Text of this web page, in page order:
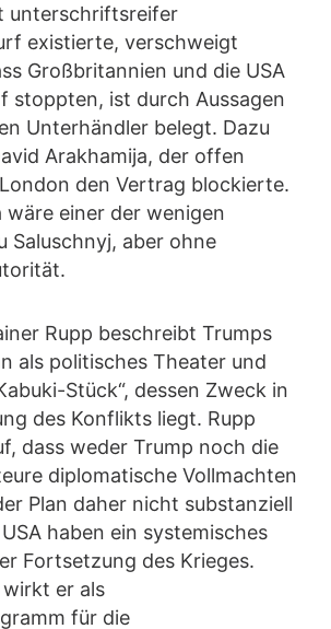
unterschriftsreifer
existierte, verschweigt
Großbritannien und die USA
stoppten, ist durch Aussagen
Unterhändler belegt. Dazu
Arakhamija, der offen
den Vertrag blockierte.
wäre einer der wenigen
Saluschnyj, aber ohne
Rupp beschreibt Trumps
als politisches Theater und
Stück“, dessen Zweck in
des Konflikts liegt. Rupp
dass weder Trump noch die
diplomatische Vollmachten
Plan daher nicht substanziell
haben ein systemisches
Fortsetzung des Krieges.
er als
für die